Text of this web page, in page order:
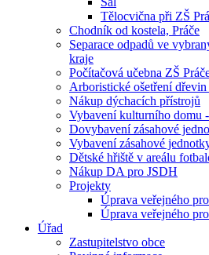
Tělocvična při ZŠ
Chodník od kostela, Práče
Separace odpadů ve
kraje
Počítačová učebna ZŠ
Arboristické ošetření dřevin
Nákup dýchacích přístrojů
Vybavení kulturního domu
Dovybavení zásahové
Vybavení zásahové
Dětské hřiště v areálu
Nákup DA pro JSDH
Projekty
Úprava veřejného
Úprava veřejného
Úřad
Zastupitelstvo obce